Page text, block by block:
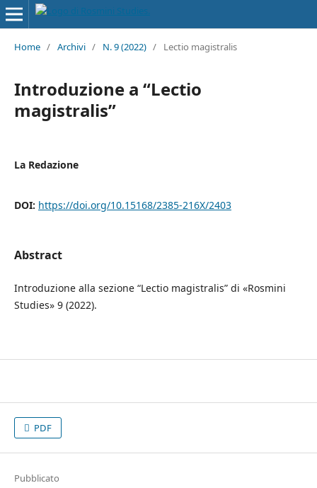
Home / Archivi / N. 9 (2022) / Lectio magistralis
Introduzione a “Lectio
magistralis”
La Redazione
DOI: https://doi.org/10.15168/2385-216X/2403
Abstract
Introduzione alla sezione “Lectio magistralis” di «Rosmini
Studies» 9 (2022).
PDF
Pubblicato